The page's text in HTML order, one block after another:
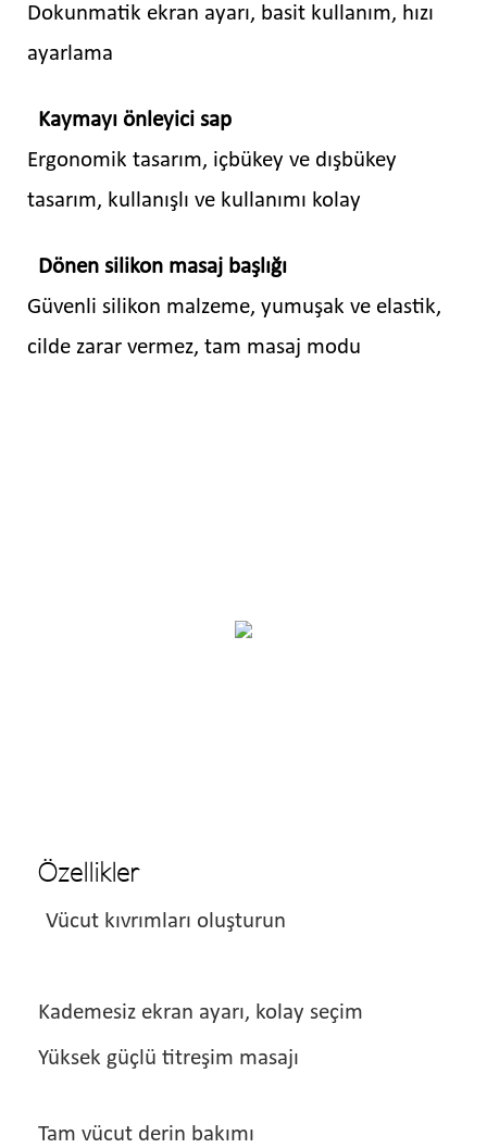
Dokunmatik ekran ayarı, basit kullanım, hızı
ayarlama
Kaymayı önleyici sap
Ergonomik tasarım, içbükey ve dışbükey
tasarım, kullanışlı ve kullanımı kolay
Dönen silikon masaj başlığı
Güvenli silikon malzeme, yumuşak ve elastik,
cilde zarar vermez, tam masaj modu
Özellikler
Vücut kıvrımları oluşturun
Kademesiz ekran ayarı, kolay seçim
Yüksek güçlü titreşim masajı
Tam vücut derin bakımı